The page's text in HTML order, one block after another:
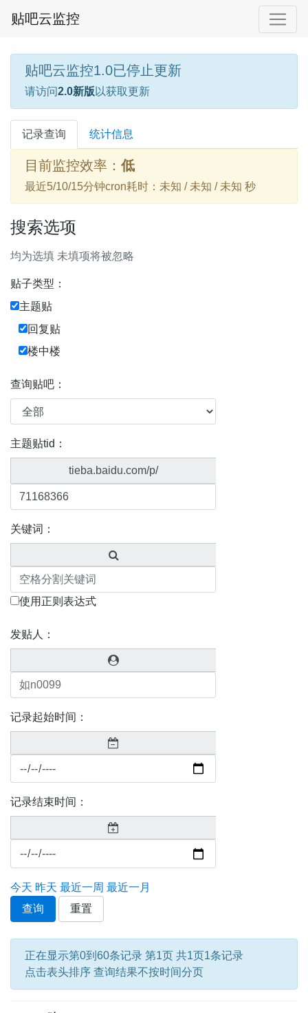
贴吧云监控
贴吧云监控1.0已停止更新
请访问2.0新版 以获取更新
记录查询 统计信息
目前监控效率： 低
最近5/10/15分钟cron耗时：未知 / 未知 / 未知 秒
搜索选项
均为选填 未填项将被忽略
贴子类型：
主题贴
回复贴
楼中楼
查询贴吧：
主题贴tid：
tieba.baidu.com/p/
关键词：
使用正则表达式
发贴人：
记录起始时间：
记录结束时间：
今天 昨天 最近一周 最近一月
查询
重置
正在显示第0到60条记录 第1页 共1页1条记录
点击表头排序 查询结果不按时间分页